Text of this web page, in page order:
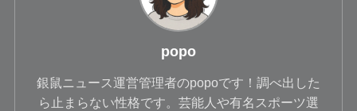
popo
銀鼠ニュース運営管理者のpopoです！調べ出した
ら止まらない性格です。芸能人や有名スポーツ選